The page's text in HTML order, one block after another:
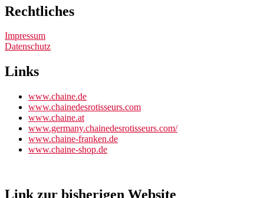
Rechtliches
Impressum
Datenschutz
Links
www.chaine.de
www.chainedesrotisseurs.com
www.chaine.at
www.germany.chainedesrotisseurs.com/
www.chaine-franken.de
www.chaine-shop.de
Link zur bisherigen Website